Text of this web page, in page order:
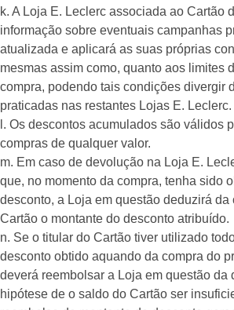
k. A Loja E. Leclerc associada ao Cartão
informação sobre eventuais campanhas
atualizada e aplicará as suas próprias
mesmas assim como, quanto aos limites
compra, podendo tais condições divergir
praticadas nas restantes Lojas E. Leclerc.
l. Os descontos acumulados são válidos
compras de qualquer valor.
m. Em caso de devolução na Loja E.
que, no momento da compra, tenha sido
desconto, a Loja em questão deduzirá
Cartão o montante do desconto atribuído.
n. Se o titular do Cartão tiver utilizado
desconto obtido aquando da compra do
deverá reembolsar a Loja em questão da
hipótese de o saldo do Cartão ser